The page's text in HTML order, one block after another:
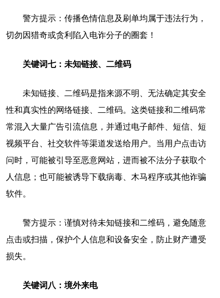
警方提示：传播色情信息及刷单均属于违法行为，
切勿因猎奇或贪利陷入电诈分子的圈套！
关键词七：未知链接、二维码
未知链接、二维码是指来源不明、无法确定其安全
性和真实性的网络链接、二维码。这类链接和二维码常
常混入大量广告引流信息，并通过电子邮件、短信、短
视频平台、社交软件等渠道发送给用户。当用户点击访
问时，可能被引导至恶意网站，进而被不法分子获取个
人信息；也可能被诱导下载病毒、木马程序或其他诈骗
软件。
警方提示：谨慎对待未知链接和二维码，避免随意
点击或扫描，保护个人信息和设备安全，防止财产遭受
损失。
关键词八：境外来电